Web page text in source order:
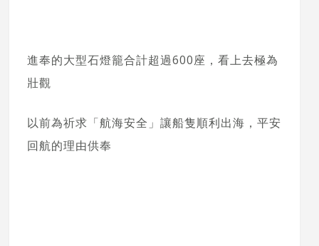
進奉的大型石燈籠合計超過600座，看上去極為
壯觀
以前為祈求「航海安全」讓船隻順利出海，平安
回航的理由供奉